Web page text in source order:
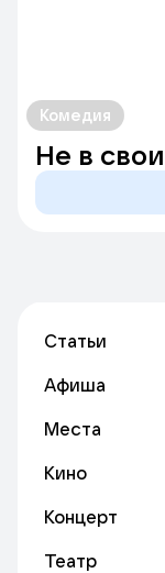
Комедия
Не в
Статьи
Афиша
Места
Кино
Концерт
Театр